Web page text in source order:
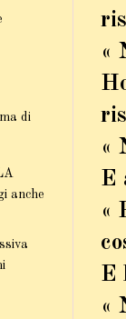
«
«
E
«
E
«
di
anche